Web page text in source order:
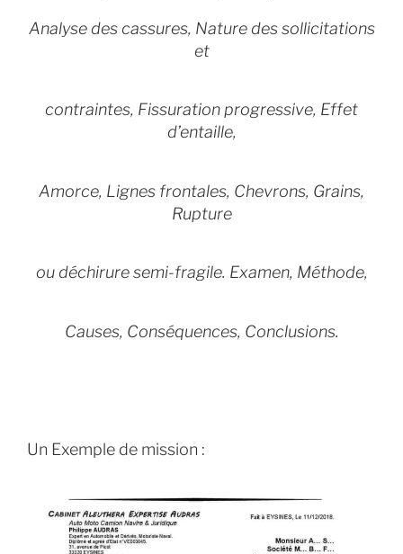
Analyse des cassures, Nature des sollicitations
et
contraintes, Fissuration progressive, Effet
d’entaille,
Amorce, Lignes frontales, Chevrons, Grains,
Rupture
ou déchirure semi-fragile. Examen, Méthode,
Causes, Conséquences, Conclusions.
Un Exemple de mission :